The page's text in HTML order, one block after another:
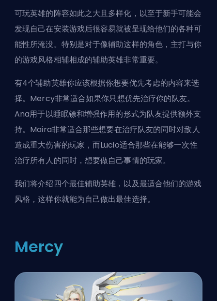
可玩英雄的阵容如此之大且多样化，以至于新手可能会
发现自己在安装游戏后很容易就被呈现给他们的各种可
能性所淹没。特别是对于像辅助这样的角色，主打与你
的游戏风格相辅相成的辅助英雄非常重要。
有4个辅助英雄你应该根据你想要优先考虑的内容来选
择。Mercy非常适合如果你只想优先治疗你的队友。
Ana用于以睡眠镖和增强作用的形式为队友提供额外支
持。Moira非常适合那些想要在治疗队友的同时对敌人
造成重大伤害的玩家，而Lucio适合那些在能够一次性
治疗所有人的同时，想要做自己事情的玩家。
我们将介绍四个最佳辅助英雄，以及最适合他们的游戏
风格，这样你就能为自己做出最佳选择。
Mercy